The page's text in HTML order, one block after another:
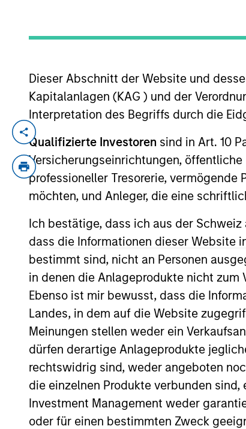
Dieser Abschnitt der Website und
Kapitalanlagen (KAG ) und der
Interpretation des Begriffs durch die
Qualifizierte Investoren sind in Art. 10
Versicherungseinrichtungen,
professioneller Tresorerie,
möchten, und Anleger, die eine
Ich bestätige, dass ich aus der
dass die Informationen dieser Website
bestimmt sind, nicht an Personen
in denen die Anlageprodukte nicht zum
Ebenso ist mir bewusst, dass die
Landes, in dem auf die Website
Meinungen stellen weder ein
dürfen derartige Anlageprodukte
rechtswidrig sind, weder angeboten
die einzelnen Produkte verbunden
Investment Management weder
oder für einen bestimmten Zweck
YEARS OF INDUSTRY EXPERIENCE
Utkarsh Sharma is a portfolio
government, aggregate, and
investment industry in 2010. Prior
investment grade credit and multi-
engineering from the Indian Institute
University.
Broad Markets
Global
Aggregate
Fixed Income
Strategy
Global Fixed
Income
Opportunities